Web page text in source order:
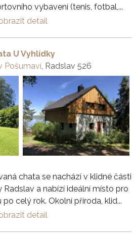
vybavení (tenis, fotbal,...
detail
U Vyhlídky
Pošumaví , Radslav 526
chata se nachází v klidné části
a nabízí ideální místo pro
celý rok. Okolní příroda, klid...
detail